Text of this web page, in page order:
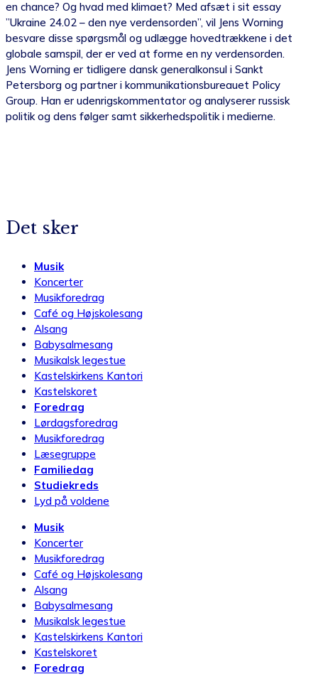
en chance? Og hvad med klimaet? Med afsæt i sit essay
”Ukraine 24.02 – den nye verdensorden”, vil Jens Worning
besvare disse spørgsmål og udlægge hovedtrækkene i det
globale samspil, der er ved at forme en ny verdensorden.
Jens Worning er tidligere dansk generalkonsul i Sankt
Petersborg og partner i kommunikationsbureauet Policy
Group. Han er udenrigskommentator og analyserer russisk
politik og dens følger samt sikkerhedspolitik i medierne.
Det sker
Musik
Koncerter
Musikforedrag
Café og Højskolesang
Alsang
Babysalmesang
Musikalsk legestue
Kastelskirkens Kantori
Kastelskoret
Foredrag
Lørdagsforedrag
Musikforedrag
Læsegruppe
Familiedag
Studiekreds
Lyd på voldene
Musik
Koncerter
Musikforedrag
Café og Højskolesang
Alsang
Babysalmesang
Musikalsk legestue
Kastelskirkens Kantori
Kastelskoret
Foredrag